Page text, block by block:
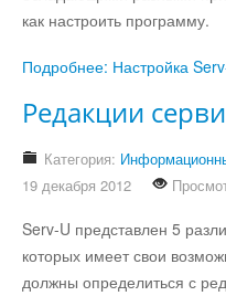
как настроить программу.
Подробнее: Настройка
Редакции
Категория:
19 декабря 2012
Serv-U представлен 5
которых имеет свои
должны определиться с